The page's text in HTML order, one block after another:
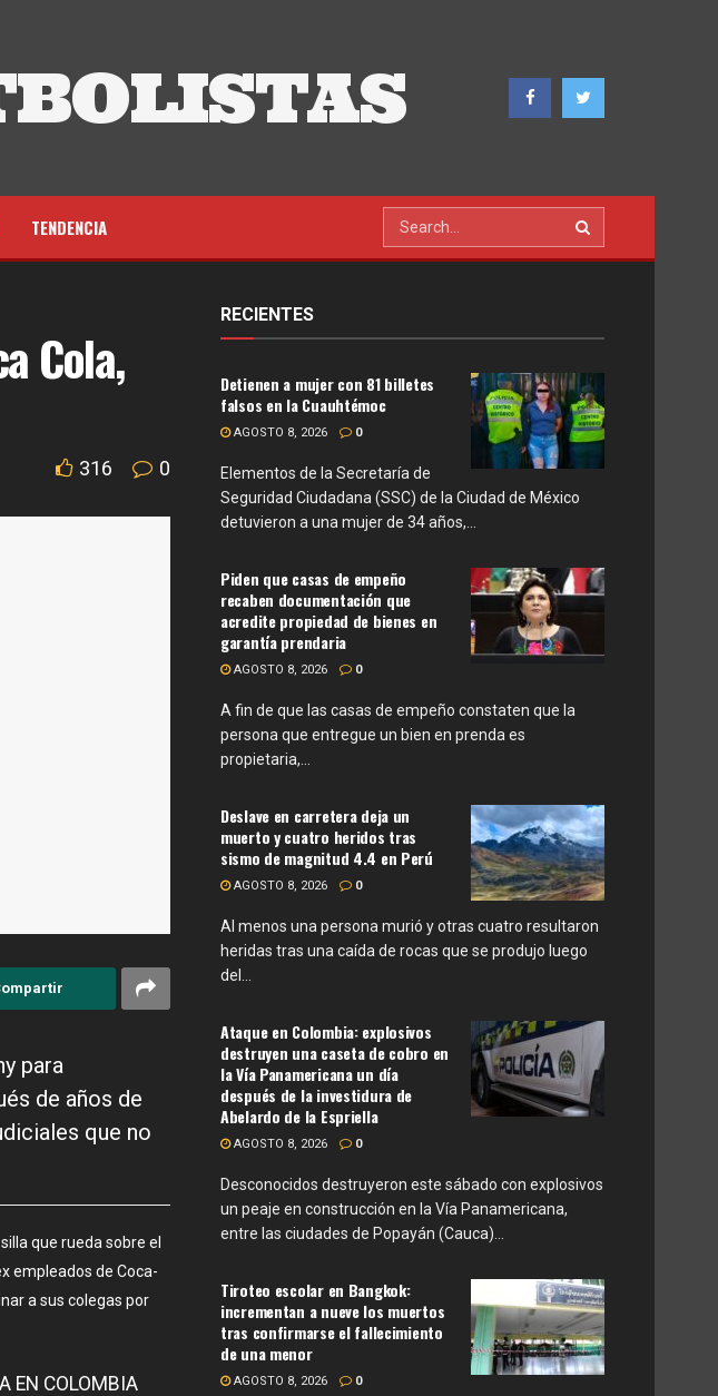
TENDENCIA
Cola,
316 0
para
de años de
que no
que rueda sobre el
empleados de Coca-
a sus colegas por
EN COLOMBIA
RECIENTES
Detienen a mujer con 81 billetes
falsos en la Cuauhtémoc
AGOSTO 8, 2026 0
Elementos de la Secretaría de
Seguridad Ciudadana (SSC) de la Ciudad de México
detuvieron a una mujer de 34 años,...
Piden que casas de empeño
recaben documentación que
acredite propiedad de bienes en
garantía prendaria
AGOSTO 8, 2026 0
A fin de que las casas de empeño constaten que la
persona que entregue un bien en prenda es
propietaria,...
Deslave en carretera deja un
muerto y cuatro heridos tras
sismo de magnitud 4.4 en Perú
AGOSTO 8, 2026 0
Al menos una persona murió y otras cuatro resultaron
heridas tras una caída de rocas que se produjo luego
del...
Ataque en Colombia: explosivos
destruyen una caseta de cobro en
la Vía Panamericana un día
después de la investidura de
Abelardo de la Espriella
AGOSTO 8, 2026 0
Desconocidos destruyeron este sábado con explosivos
un peaje en construcción en la Vía Panamericana,
entre las ciudades de Popayán (Cauca)...
Tiroteo escolar en Bangkok:
incrementan a nueve los muertos
tras confirmarse el fallecimiento
de una menor
AGOSTO 8, 2026 0